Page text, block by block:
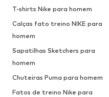
T-shirts Nike para homem
Calças fato treino NIKE para
homem
Sapatilhas Sketchers para
homem
Chuteiras Puma para homem
Fatos de treino Nike para